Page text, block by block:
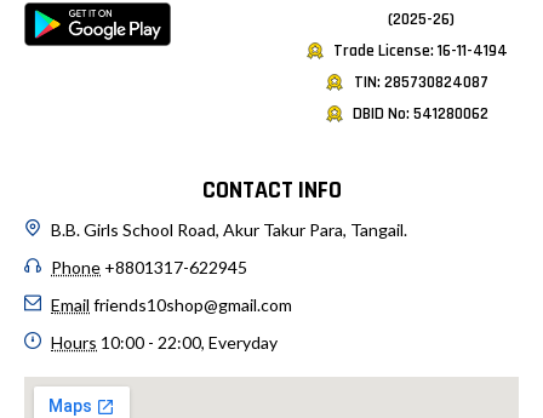
(2025-26)
Trade License: 16-11-4194
TIN: 285730824087
DBID No: 541280062
CONTACT INFO
B.B. Girls School Road, Akur Takur Para, Tangail.
Phone +8801317-622945
Email friends10shop@gmail.com
Hours 10:00 - 22:00, Everyday